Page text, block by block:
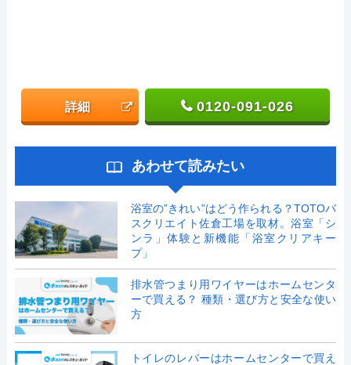
詳細 0120-091-026
あわせて読みたい
浴室の”きれい”はどう作られる？TOTOバ
スクリエイト佐倉工場を取材。浴室「シ
ンラ」体験と新機能「浴室クリアキー
プ」
排水管つまり用ワイヤーはホームセンタ
ーで買える？ 種類・選び方と安全な使い
方
トイレのレバーはホームセンターで買え